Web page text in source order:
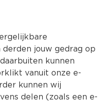
Kies jouw
Producten
jouw gedrag op
kunnen
vanuit onze e-
kunnen wij
delen (zoals een e-